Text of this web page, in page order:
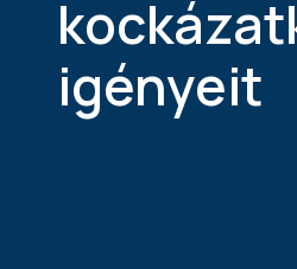
igényeit